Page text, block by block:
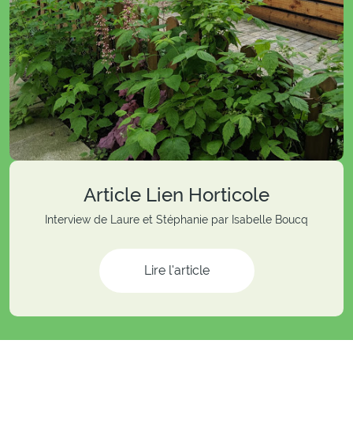
Article Lien Horticole
Interview de Laure et Stéphanie par Isabelle Boucq
Lire l'article